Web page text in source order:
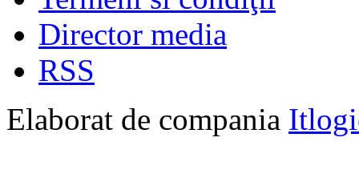
Director media
RSS
Elaborat de compania